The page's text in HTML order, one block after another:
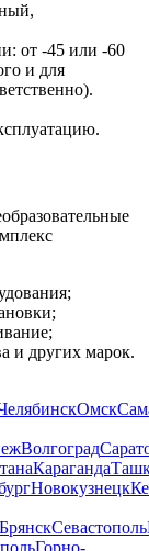
от -45 или -60
и для
и других марок.
Омск
Волгоград
Караганда
Новокузнецк
БрянскСевастополь
Горно-